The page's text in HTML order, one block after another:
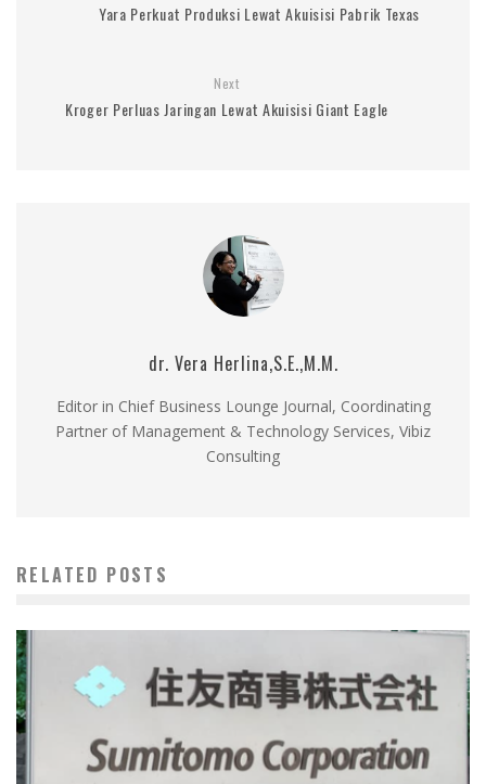
Yara Perkuat Produksi Lewat Akuisisi Pabrik Texas
Next
Kroger Perluas Jaringan Lewat Akuisisi Giant Eagle
dr. Vera Herlina,S.E.,M.M.
Editor in Chief Business Lounge Journal, Coordinating
Partner of Management & Technology Services, Vibiz
Consulting
RELATED POSTS